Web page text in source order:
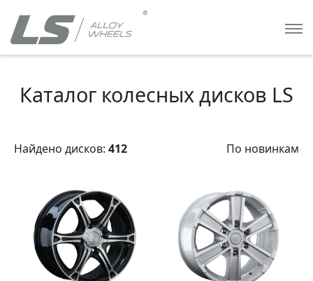
Каталог колесных дисков LS
Найдено дисков: 412 По новинкам